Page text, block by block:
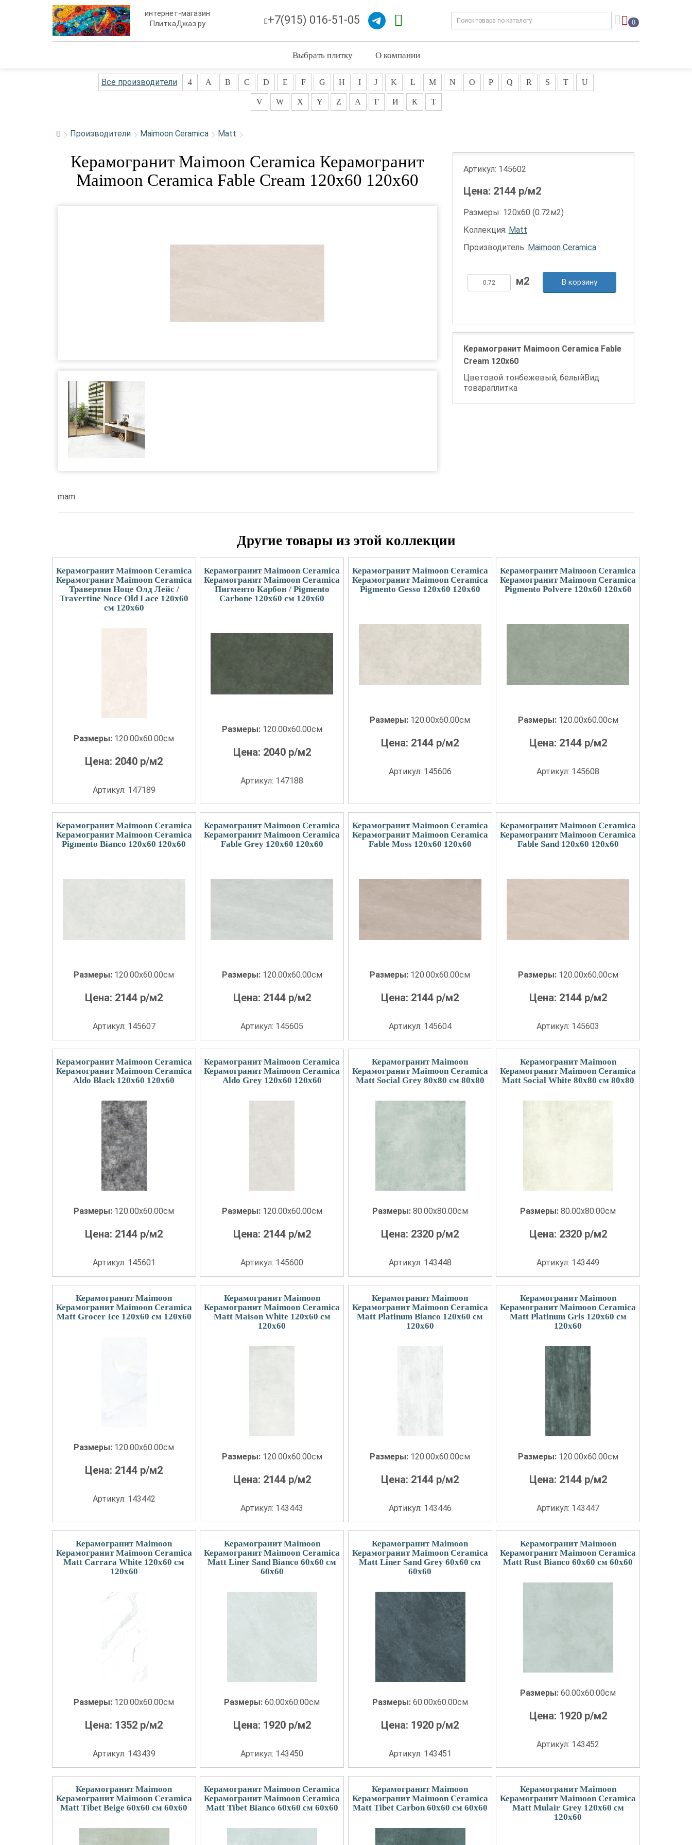
интернет-магазин
ПлиткаДжаз.ру
+7(915) 016-51-05 0
Выбрать плитку О компании
Все производители 4 A B C D E F G H I J K L M N O P Q R S T U
V W X Y Z А Г И К Т
Производители Maimoon Ceramica Matt
Керамогранит Maimoon Ceramica Керамогранит
Maimoon Ceramica Fable Cream 120х60 120x60
Артикул: 145602
Цена: 2144р/м2
Размеры: 120х60 (0.72м2)
Коллекция: Matt
Производитель: Maimoon Ceramica
В корзину
Керамогранит Maimoon Ceramica Fable
Cream 120х60
Цветовой тонбежевый, белыйВид
товараплитка
mam
Другие товары из этой коллекции
Керамогранит Maimoon Ceramica
Керамогранит Maimoon Ceramica
Травертин Ноце Олд Лейс /
Travertine Noce Old Lace 120х60
см 120x60
Размеры: 120.00x60.00см
Цена: 2040 р/м2
Артикул: 147189
Керамогранит Maimoon Ceramica
Керамогранит Maimoon Ceramica
Пигменто Карбон / Pigmento
Carbone 120х60 см 120x60
Размеры: 120.00x60.00см
Цена: 2040р/м2
Артикул: 147188
Керамогранит Maimoon Ceramica
Керамогранит Maimoon Ceramica
Pigmento Gesso 120х60 120x60
Размеры: 120.00x60.00см
Цена: 2144 р/м2
Артикул: 145606
Керамогранит Maimoon Ceramica
Керамогранит Maimoon Ceramica
Pigmento Polvere 120х60 120x60
Размеры: 120.00x60.00см
Цена: 2144р/м2
Артикул: 145608
Керамогранит Maimoon Ceramica
Керамогранит Maimoon Ceramica
Pigmento Bianco 120х60 120x60
Размеры: 120.00x60.00см
Цена: 2144 р/м2
Артикул: 145607
Керамогранит Maimoon Ceramica
Керамогранит Maimoon Ceramica
Fable Grey 120х60 120x60
Размеры: 120.00x60.00см
Цена: 2144р/м2
Артикул: 145605
Керамогранит Maimoon Ceramica
Керамогранит Maimoon Ceramica
Fable Moss 120х60 120x60
Размеры: 120.00x60.00см
Цена: 2144 р/м2
Артикул: 145604
Керамогранит Maimoon Ceramica
Керамогранит Maimoon Ceramica
Fable Sand 120х60 120x60
Размеры: 120.00x60.00см
Цена: 2144р/м2
Артикул: 145603
Керамогранит Maimoon Ceramica
Керамогранит Maimoon Ceramica
Aldo Black 120х60 120x60
Размеры: 120.00x60.00см
Цена: 2144 р/м2
Артикул: 145601
Керамогранит Maimoon Ceramica
Керамогранит Maimoon Ceramica
Aldo Grey 120х60 120x60
Размеры: 120.00x60.00см
Цена: 2144р/м2
Артикул: 145600
Керамогранит Maimoon
Керамогранит Maimoon Ceramica
Matt Social Grey 80х80 см 80x80
Размеры: 80.00x80.00см
Цена: 2320 р/м2
Артикул: 143448
Керамогранит Maimoon
Керамогранит Maimoon Ceramica
Matt Social White 80х80 см 80x80
Размеры:80.00x80.00см
Цена: 2320р/м2
Артикул: 143449
Керамогранит Maimoon
Керамогранит Maimoon Ceramica
Matt Grocer Ice 120х60 см 120x60
Размеры: 120.00x60.00см
Цена: 2144 р/м2
Артикул: 143442
Керамогранит Maimoon
Керамогранит Maimoon Ceramica
Matt Maison White 120х60 см
120x60
Размеры: 120.00x60.00см
Цена: 2144р/м2
Артикул: 143443
Керамогранит Maimoon
Керамогранит Maimoon Ceramica
Matt Platinum Bianco 120х60 см
120x60
Размеры: 120.00x60.00см
Цена: 2144 р/м2
Артикул: 143446
Керамогранит Maimoon
Керамогранит Maimoon Ceramica
Matt Platinum Gris 120х60 см
120x60
Размеры: 120.00x60.00см
Цена: 2144р/м2
Артикул: 143447
Керамогранит Maimoon
Керамогранит Maimoon Ceramica
Matt Carrara White 120х60 см
120x60
Размеры: 120.00x60.00см
Цена: 1352 р/м2
Артикул: 143439
Керамогранит Maimoon
Керамогранит Maimoon Ceramica
Matt Liner Sand Bianco 60х60 см
60x60
Размеры:60.00x60.00см
Цена: 1920р/м2
Артикул: 143450
Керамогранит Maimoon
Керамогранит Maimoon Ceramica
Matt Liner Sand Grey 60х60 см
60x60
Размеры: 60.00x60.00см
Цена: 1920 р/м2
Артикул: 143451
Керамогранит Maimoon
Керамогранит Maimoon Ceramica
Matt Rust Bianco 60х60 см 60x60
Размеры:60.00x60.00см
Цена: 1920р/м2
Артикул: 143452
Керамогранит Maimoon
Керамогранит Maimoon Ceramica
Matt Tibet Beige 60х60 см 60x60
Керамогранит Maimoon Ceramica
Керамогранит Maimoon Ceramica
Matt Tibet Bianco 60х60 см 60x60
Керамогранит Maimoon
Керамогранит Maimoon Ceramica
Matt Tibet Carbon 60х60 см 60x60
Керамогранит Maimoon
Керамогранит Maimoon Ceramica
Matt Mulair Grey 120х60 см
120x60